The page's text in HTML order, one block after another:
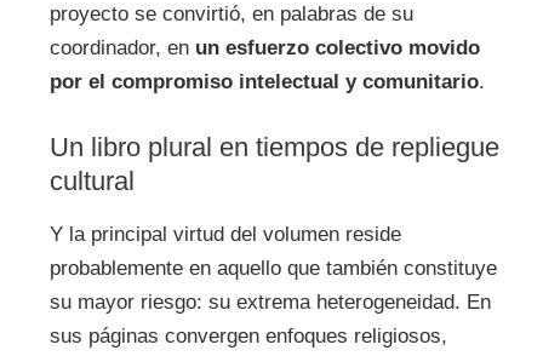
proyecto se convirtió, en palabras de su
coordinador, en un esfuerzo colectivo movido
por el compromiso intelectual y comunitario.
Un libro plural en tiempos de repliegue
cultural
Y la principal virtud del volumen reside
probablemente en aquello que también constituye
su mayor riesgo: su extrema heterogeneidad. En
sus páginas convergen enfoques religiosos,